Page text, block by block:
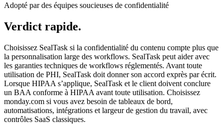
Adopté par des équipes soucieuses de confidentialité
Verdict rapide.
Choisissez SealTask si la confidentialité du contenu compte plus que
la personnalisation large des workflows. SealTask peut aider avec
les garanties techniques de workflows réglementés. Avant toute
utilisation de PHI, SealTask doit donner son accord exprès par écrit.
Lorsque HIPAA s’applique, SealTask et le client doivent conclure
un BAA conforme à HIPAA avant toute utilisation. Choisissez
monday.com si vous avez besoin de tableaux de bord,
automatisations, intégrations et largeur de gestion du travail, avec
contrôles SaaS classiques.